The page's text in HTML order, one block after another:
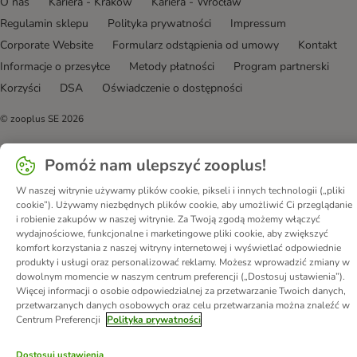
Regulamin sklepu
Polityka prywatności
Impressum
Corporate Website
Formularz odstąpienia od umowy
Kontakt
Informacje o przesyłce
Metody płatności
Program partnerski
Korzyści
DSA Oświadczenie o dostępności
© zooplus SE 2026
Pomóż nam ulepszyć zooplus!
W naszej witrynie używamy plików cookie, pikseli i innych technologii („pliki
cookie”). Używamy niezbędnych plików cookie, aby umożliwić Ci przeglądanie
i robienie zakupów w naszej witrynie. Za Twoją zgodą możemy włączyć
wydajnościowe, funkcjonalne i marketingowe pliki cookie, aby zwiększyć
komfort korzystania z naszej witryny internetowej i wyświetlać odpowiednie
produkty i usługi oraz personalizować reklamy. Możesz wprowadzić zmiany w
dowolnym momencie w naszym centrum preferencji („Dostosuj ustawienia”).
Więcej informacji o osobie odpowiedzialnej za przetwarzanie Twoich danych,
przetwarzanych danych osobowych oraz celu przetwarzania można znaleźć w
Centrum Preferencji
Polityka prywatności